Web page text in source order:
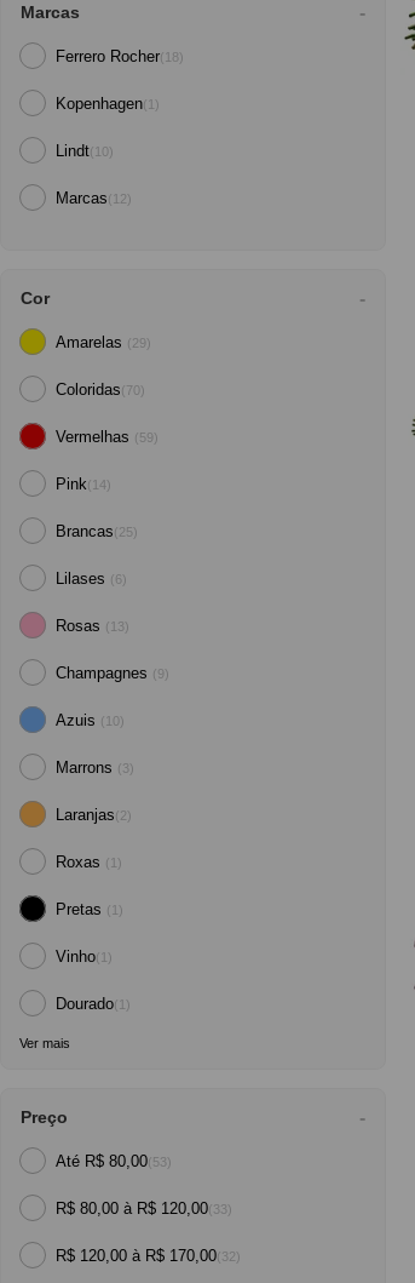
Marcas
Ferrero Rocher(18)
Kopenhagen(1)
Lindt(10)
Marcas(12)
Cor
Amarelas (29)
Coloridas(70)
Vermelhas (59)
Pink(14)
Brancas(25)
Lilases (6)
Rosas (13)
Champagnes (9)
Azuis (10)
Marrons (3)
Laranjas(2)
Roxas (1)
Pretas (1)
Vinho(1)
Dourado(1)
Ver mais
Preço
Até R$ 80,00(53)
R$ 80,00 à R$ 120,00(33)
R$ 120,00 à R$ 170,00(32)